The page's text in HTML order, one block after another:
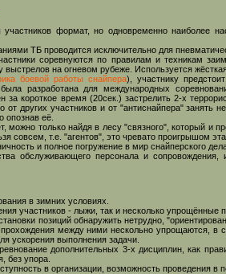
формат, но одновременно наиболее
ТБ проводится исключительно для
соревнуются по правилам и техникам
на огневом рубеже. Используется
боевой работы снайпера), участнику
разработана для международных
за короткое время (20сек.) застрелить 2-х
других участников и от "антиснайпера" занять
опознав её.
можно только найдя в лесу "связного", который и
совсем, т.е. "агентов", это чревато проигрышом
и полное погружение в мир снайперского
обслуживающего персонала и сопровождения,
в зимних условиях.
участников - лыжи, так и несколько упрощённые
позиций обнаружить нетрудно,
между ними нескольно упрощаются, в
ускорения выполнения задачи.
дополнительных 3-х дисциплин, как
без упора.
в организации, возможность проведения в